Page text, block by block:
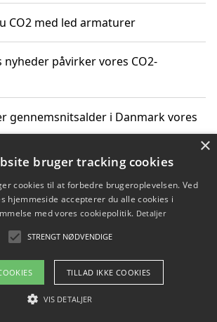
CO2 med led armaturer
nyheder påvirker vores CO2-
gennemsnitsalder i Danmark vores
om CO2-udledning påvirker vores
kontakt
Blog Betingelser
×
bruger tracking cookies
cookies til at forbedre brugeroplevelsen. Ved
hjemmeside accepterer du alle cookies i
med vores cookiepolitik. Detaljer
STRENGT NØDVENDIGE
TILLAD IKKE COOKIES
VIS DETALJER